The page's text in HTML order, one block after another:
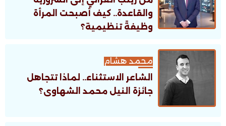
والقاعدة.. كيف أصبحت المرأة
وظيفةً تنظيمية؟
محمد هشام
الشاعر الاستثناء.. لماذا تتجاهل
جائزة النيل محمد الشهاوى؟